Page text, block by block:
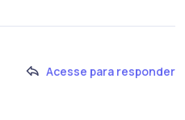
Acesse para responder